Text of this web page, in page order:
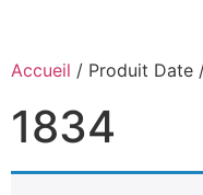
Accueil / Produit Date
1834